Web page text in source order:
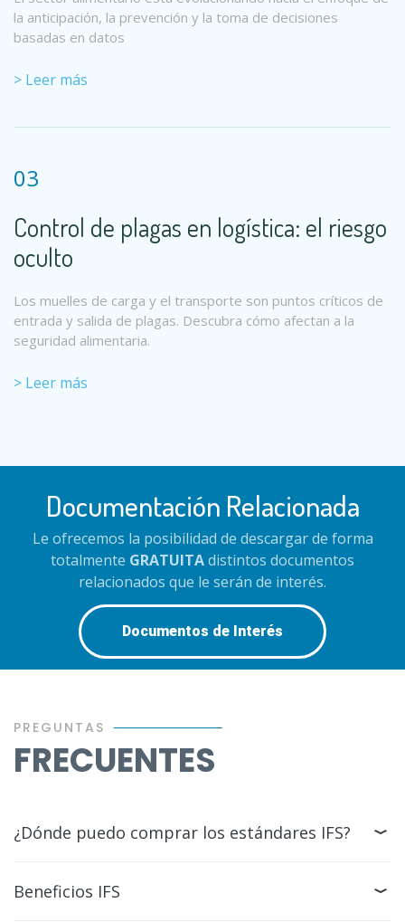
la anticipación, la prevención y la toma de decisiones
basadas en datos
> Leer más
03
Control de plagas en logística: el riesgo
oculto
Los muelles de carga y el transporte son puntos críticos de
entrada y salida de plagas. Descubra cómo afectan a la
seguridad alimentaria.
> Leer más
Documentación Relacionada
Le ofrecemos la posibilidad de descargar de forma
totalmente GRATUITAdistintos documentos
relacionados que le serán de interés.
Documentos de Interés
PREGUNTAS
FRECUENTES
¿Dónde puedo comprar los estándares IFS?
Beneficios IFS